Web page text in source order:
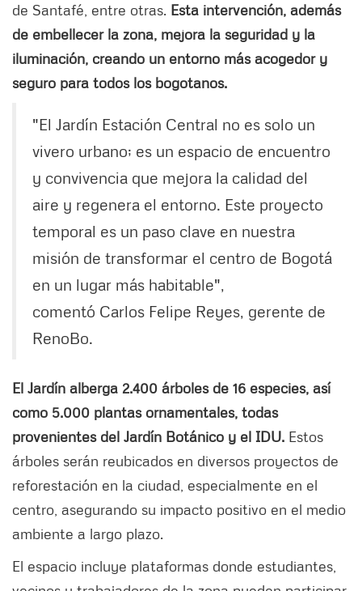
de Santafé, entre otras. Esta intervención, además
de embellecer la zona, mejora la seguridad y la
iluminación, creando un entorno más acogedor y
seguro para todos los bogotanos.
"El Jardín Estación Central no es solo un
vivero urbano; es un espacio de encuentro
y convivencia que mejora la calidad del
aire y regenera el entorno. Este proyecto
temporal es un paso clave en nuestra
misión de transformar el centro de Bogotá
en un lugar más habitable",
comentó Carlos Felipe Reyes, gerente de
RenoBo.
El Jardín alberga 2.400 árboles de 16 especies, así
como 5.000 plantas ornamentales, todas
provenientes del Jardín Botánico y el IDU. Estos
árboles serán reubicados en diversos proyectos de
reforestación en la ciudad, especialmente en el
centro, asegurando su impacto positivo en el medio
ambiente a largo plazo.
El espacio incluye plataformas donde estudiantes,